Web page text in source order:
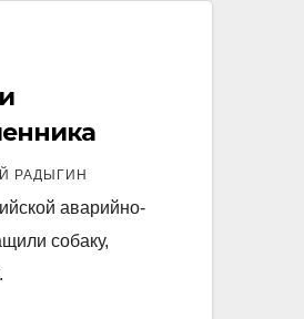
РАДЫГИН
аварийно-
собаку,